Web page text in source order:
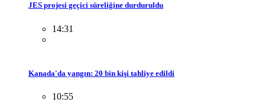
JES projesi geçici süreliğine durduruldu
14:31
Kanada'da yangın: 20 bin kişi tahliye edildi
10:55